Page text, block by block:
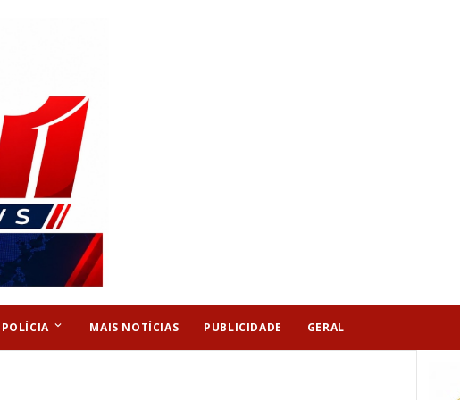
POLÍCIA keyboard_arrow_down MAIS NOTÍCIAS PUBLICIDADE GERAL